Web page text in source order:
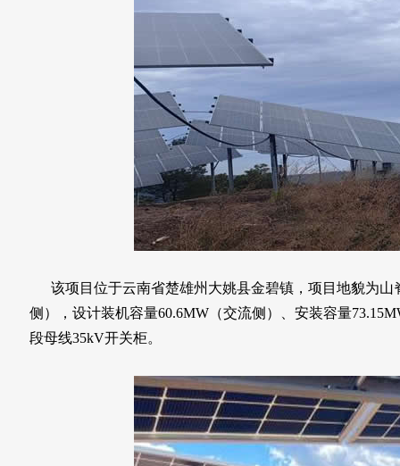
该项目位于云南省楚雄州大姚县金碧镇，项目地貌为山
侧），设计装机容量60.6MW（交流侧）、安装容量
段母线35kV开关柜。